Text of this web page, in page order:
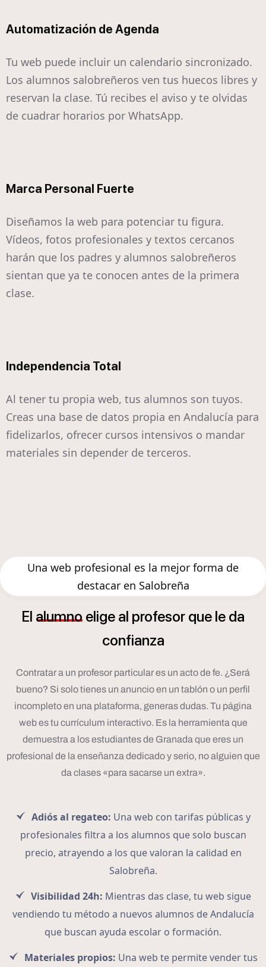
Automatización de Agenda
Tu web puede incluir un calendario sincronizado.
Los alumnos salobreñeros ven tus huecos libres y
reservan la clase. Tú recibes el aviso y te olvidas
de cuadrar horarios por WhatsApp.
Marca Personal Fuerte
Diseñamos la web para potenciar tu figura.
Vídeos, fotos profesionales y textos cercanos
harán que los padres y alumnos salobreñeros
sientan que ya te conocen antes de la primera
clase.
Independencia Total
Al tener tu propia web, tus alumnos son tuyos.
Creas una base de datos propia en Andalucía para
fidelizarlos, ofrecer cursos intensivos o mandar
materiales sin depender de terceros.
Una web profesional es la mejor forma de
destacar en Salobreña
El alumno elige al profesor que le da
confianza
Contratar a un profesor particular es un acto de fe. ¿Será
bueno? Si solo tienes un anuncio en un tablón o un perfil
incompleto en una plataforma, generas dudas. Tu página
web es tu currículum interactivo. Es la herramienta que
demuestra a los estudiantes de Granada que eres un
profesional de la enseñanza dedicado y serio, no alguien que
da clases «para sacarse un extra».
Adiós al regateo: Una web con tarifas públicas y
profesionales filtra a los alumnos que solo buscan
precio, atrayendo a los que valoran la calidad en
Salobreña.
Visibilidad 24h: Mientras das clase, tu web sigue
vendiendo tu método a nuevos alumnos de Andalucía
que buscan ayuda escolar o formación.
Materiales propios: Una web te permite vender tus